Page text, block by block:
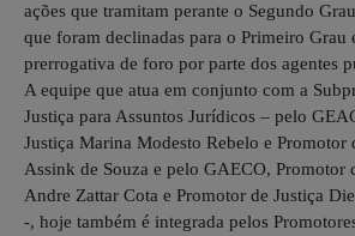
ações que tramitam perante o Segundo
que foram declinadas para o Primeiro Grau
prerrogativa de foro por parte dos agentes
A equipe que atua em conjunto com a
Justiça para Assuntos Jurídicos – pelo
Justiça Marina Modesto Rebelo e Promotor
Assink de Souza e pelo GAECO, Promotor
Andre Zattar Cota e Promotor de Justiça
-, hoje também é integrada pelos